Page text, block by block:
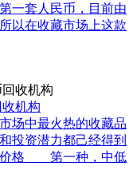
一套人民币，目前由
以在收藏市场上这款
机构
中最火热的收藏品
投资潜力都己经得到
价格 第一种，中低